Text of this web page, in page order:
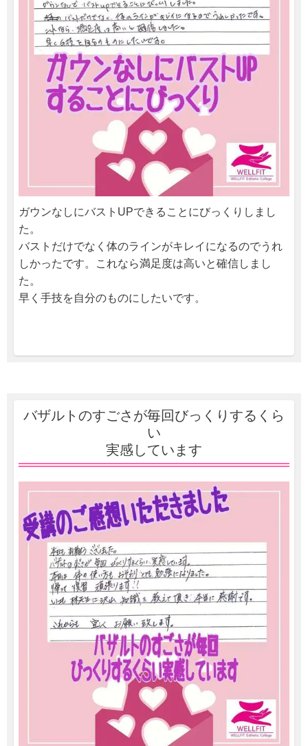
ガウンなしにバストUPできることにびっくりしまし
た。
バストだけでなく体のラインがキレイになるのでうれ
しかったです。これなら満足度は高いと確信しまし
た。
​早く手技を自分のものにしたいです。
バザルトのすごさが毎回びっくりするくら
い
実感しています